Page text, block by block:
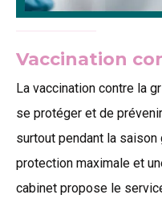
Vaccination
La vaccination contre la
se protéger et de
surtout pendant la
protection maximale et
cabinet propose le